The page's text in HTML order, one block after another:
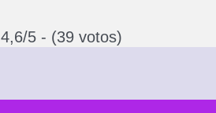
4,6/5 - (39 votos)